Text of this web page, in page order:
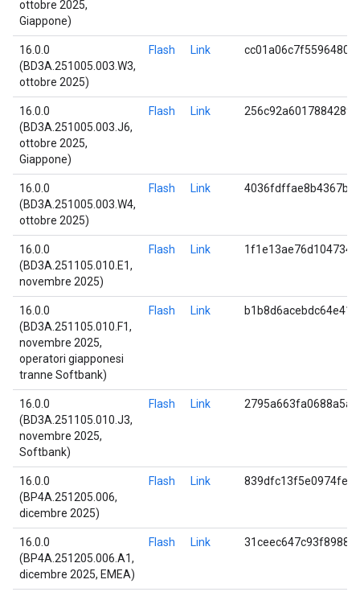
ottobre 2025,
Giappone)
16.0.0
(BD3A.251005.003.W3,
ottobre 2025)
Flash Link
16.0.0
(BD3A.251005.003.J6,
ottobre 2025,
Giappone)
Flash Link
16.0.0
(BD3A.251005.003.W4,
ottobre 2025)
Flash Link
16.0.0
(BD3A.251105.010.E1,
novembre 2025)
Flash Link
16.0.0
(BD3A.251105.010.F1,
novembre 2025,
operatori giapponesi
tranne Softbank)
Flash Link
16.0.0
(BD3A.251105.010.J3,
novembre 2025,
Softbank)
Flash Link
16.0.0
(BP4A.251205.006,
dicembre 2025)
Flash Link
16.0.0
(BP4A.251205.006.A1,
dicembre 2025, EMEA)
Flash Link